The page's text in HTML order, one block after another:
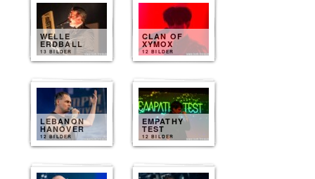
WELLE
ERDBALL
13 BILDER
CLAN OF
XYMOX
12 BILDER
LEBANON
HANOVER
12 BILDER
EMPATHY
TEST
12 BILDER